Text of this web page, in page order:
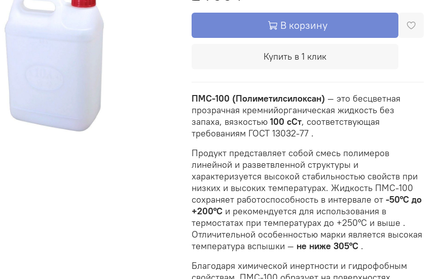
В корзину
Купить в 1 клик
ПМС-100 (Полиметилсилоксан) — это бесцветная
прозрачная кремнийорганическая жидкость без
запаха, вязкостью 100 сСт, соответствующая
требованиям ГОСТ 13032-77 .
Продукт представляет собой смесь полимеров
линейной и разветвленной структуры и
характеризуется высокой стабильностью свойств при
низких и высоких температурах. Жидкость ПМС-100
сохраняет работоспособность в интервале от -50°C до
+200°Cи рекомендуется для использования в
термостатах при температурах до +250°C и выше .
Отличительной особенностью марки является высокая
температура вспышки — не ниже 305°C .
Благодаря химической инертности и гидрофобным